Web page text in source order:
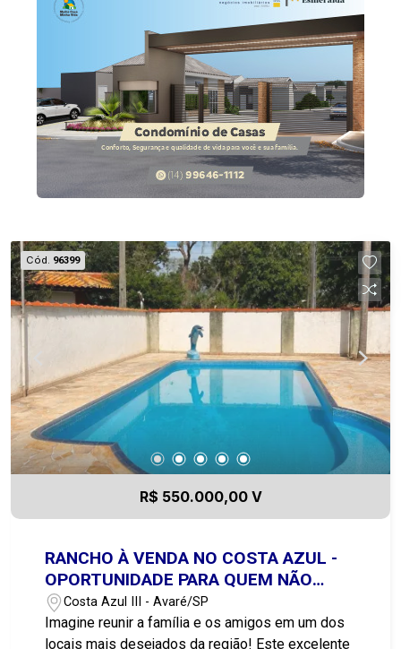
Cód. 96399
R$ 550.000,00 V
RANCHO À VENDA NO COSTA AZUL -
OPORTUNIDADE PARA QUEM NÃO
QUER PERDER TEMPO!
Costa Azul III - Avaré/SP
Imagine reunir a família e os amigos em um dos
locais mais desejados da região! Este excelente